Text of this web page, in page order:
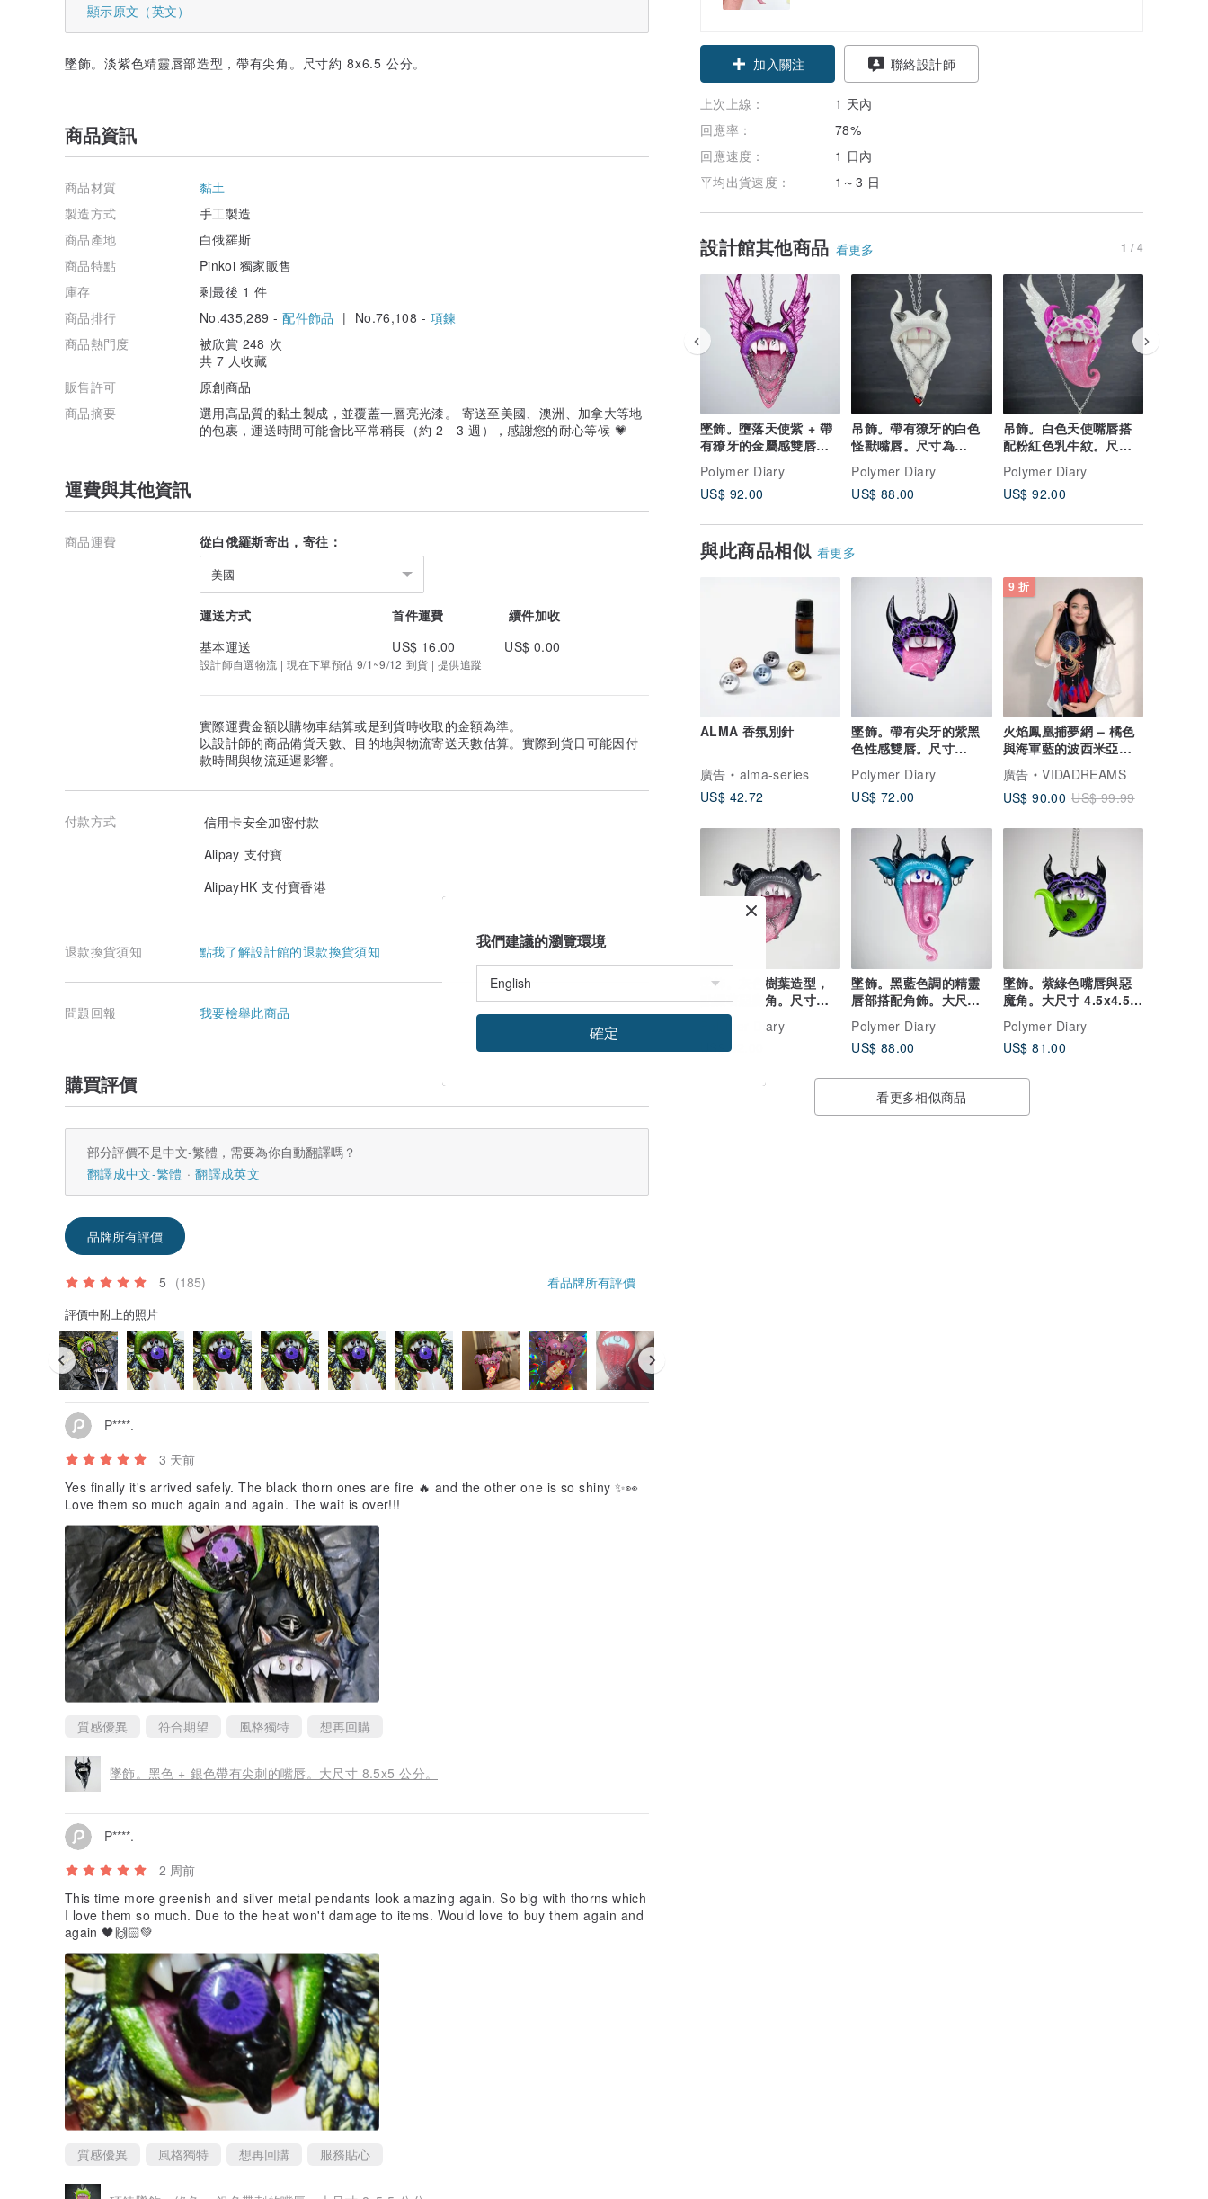
加入關注 聯絡設計師
上次上線：
1 天內
回應率：
78%
回應速度：
1 日內
平均出貨速度：
1～3 日
設計館其他商品 看更多 1 / 4
墜飾。墮落天使紫 + 帶
有獠牙的金屬感雙唇。
大尺寸 11x7.5 公分。
Polymer Diary
US$ 92.00
吊飾。帶有獠牙的白色
怪獸嘴唇。尺寸為
8.5x5 公分。
Polymer Diary
US$ 88.00
吊飾。白色天使嘴唇搭
配粉紅色乳牛紋。尺寸
大，11x8.5 公分。
Polymer Diary
US$ 92.00
與此商品相似 看更多
ALMA 香氛別針
廣告
alma-series
US$ 42.72
墜飾。帶有尖牙的紫黑
色性感雙唇。尺寸
4.5x4.5 公分。
Polymer Diary
US$ 72.00
9 折
火焰鳳凰捕夢網 – 橘色
與海軍藍的波西米亞風
點綴
廣告
VIDADREAMS
US$ 90.00 US$ 99.99
墜飾。灰色樹葉造型，
點綴著惡魔角。尺寸較
大，約 6.5x7 公分。
Polymer Diary
US$ 82.00
墜飾。黑藍色調的精靈
唇部搭配角飾。大尺寸
Polymer Diary
US$ 88.00
墜飾。紫綠色嘴唇與惡
魔角。大尺寸 4.5x4.5
Polymer Diary
US$ 81.00
看更多相似商品
顯示原文（英文）
墜飾。淡紫色精靈唇部造型，帶有尖角。尺寸約 8x6.5 公分。
商品資訊
商品材質
黏土
製造方式
手工製造
商品產地
白俄羅斯
商品特點
Pinkoi 獨家販售
庫存
剩最後 1 件
商品排行
No.435,289 -配件飾品 | No.76,108 - 項鍊
商品熱門度
被欣賞 248 次
共 7 人收藏
販售許可
原創商品
商品摘要
選用高品質的黏土製成，並覆蓋一層亮光漆。 寄送至美國、澳洲、加拿大等地
的包裹，運送時間可能會比平常稍長（約 2 - 3 週），感謝您的耐心等候 💗
運費與其他資訊
商品運費 從白俄羅斯寄出，寄往：
美國
運送方式 首件運費
續件加收
基本運送
US$ 16.00 US$ 0.00
設計師自選物流 | 現在下單預估 9/1~9/12 到貨 | 提供追蹤
實際運費金額以購物車結算或是到貨時收取的金額為準。
以設計師的商品備貨天數、目的地與物流寄送天數估算。實際到貨日可能因付
款時間與物流延遲影響。
付款方式
信用卡安全加密付款
Alipay 支付寶
AlipayHK 支付寶香港
退款換貨須知 點我了解設計館的退款換貨須知
問題回報 我要檢舉此商品
購買評價
部分評價不是中文-繁體，需要為你自動翻譯嗎？
翻譯成中文-繁體
翻譯成英文
品牌所有評價
5 (185) 看品牌所有評價
評價中附上的照片
P****.
3 天前
Yes finally it's arrived safely. The black thorn ones are fire 🔥 and the other one is so shiny ✨👀
Love them so much again and again. The wait is over!!!
質感優異 符合期望 風格獨特 想再回購
墜飾。黑色 + 銀色帶有尖刺的嘴唇。大尺寸 8.5x5 公分。
P****.
2 周前
This time more greenish and silver metal pendants look amazing again. So big with thorns which
I love them so much. Due to the heat won't damage to items. Would love to buy them again and
again 🖤🙌🏻💚
質感優異 風格獨特 想再回購 服務貼心
我們建議的瀏覽環境
確定